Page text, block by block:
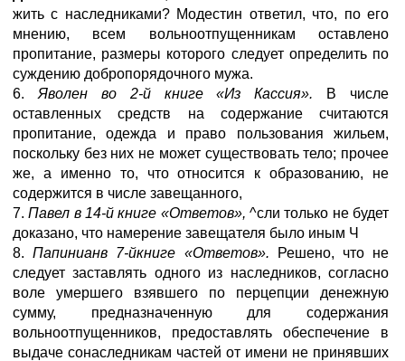
жить с наследниками? Модестин ответил, что, по его
мнению, всем вольноотпущенникам оставлено
пропитание, размеры которого следует определить по
суждению добропорядочного мужа.
6. Яволен во 2-й книге «Из Кассия».
В числе
оставленных средств на содержание считаются
пропитание, одежда и право пользования жильем,
поскольку без них не может существовать тело; прочее
же, а именно то, что относится к образованию, не
содержится в числе завещанного,
7.Павел в 14-й книге «Ответов»,^сли только не будет
доказано, что намерение завещателя было иным Ч
8.Папинианв 7-йкниге «Ответов».
Решено, что не
следует заставлять одного из наследников, согласно
воле умершего взявшего по перцепции денежную
сумму, предназначенную для содержания
вольноотпущенников, предоставлять обеспечение в
выдаче сонаследникам частей от имени не принявших